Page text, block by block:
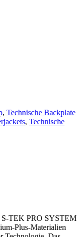
, Technische Backplate
, Technische
S-TEK PRO SYSTEM
Plus-Materialien